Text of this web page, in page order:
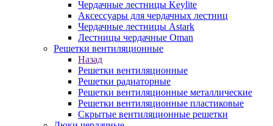
Чердачные лестницы Keylite
Аксессуары для чердачных лестниц
Чердачные лестницы Astark
Лестницы чердачные Oman
Решетки вентиляционные
Назад
Решетки вентиляционные
Решетки радиаторные
Решетки вентиляционные металлические
Решетки вентиляционные пластиковые
Скрытые вентиляционные решетки